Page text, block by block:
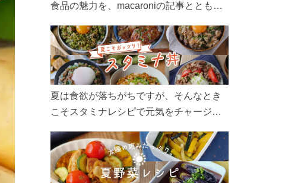
食品の魅力を、macaroniの記事とともに
ん、製造現場や品質へのこだわりまで。
こめ油をもっと好きになるコンテンツを
ぜひお楽しみください。
夏は食欲が落ちがちですが、そんなとき
こそスタミナレシピで元気をチャージ！
リ食べて、夏バテを吹き飛ばしましょ
う！